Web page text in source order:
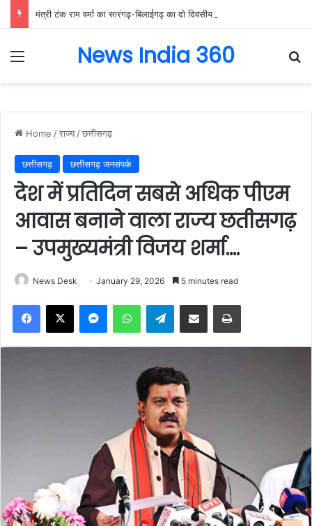
Menu News India 360
Home /राज्य /छत्तीसगढ़
छत्तीसगढ़ छत्तीसगढ़ जनसंपर्क
देश में प्रतिदिन सबसे अधिक पीएम
आवास बनाने वाला राज्य छतीसगढ़
– उपमुख्यमंत्री विजय शर्मा….
News Desk January 29, 2026 5 minutes read
Facebook
X MessengerWhatsAppTelegramShare via Email Print